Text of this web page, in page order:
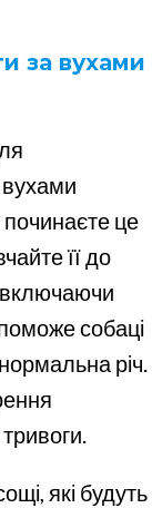
за вухами
це
її до
включаючи
собаці
річ.
які будуть